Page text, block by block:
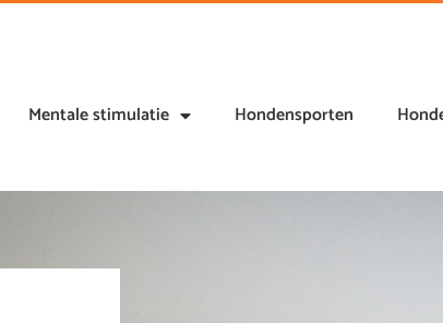
Mentale stimulatie Hondensporten